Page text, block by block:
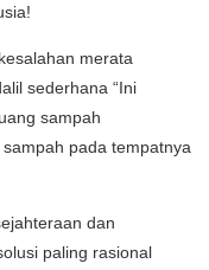
merata
sederhana “Ini
sampah
pada tempatnya
dan
paling rasional